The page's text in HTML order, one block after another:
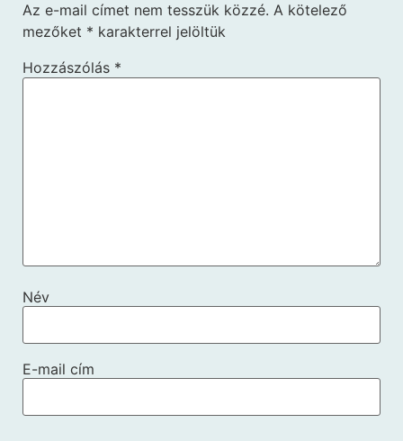
Az e-mail címet nem tesszük közzé. A kötelező
mezőket * karakterrel jelöltük
Hozzászólás *
Név
E-mail cím